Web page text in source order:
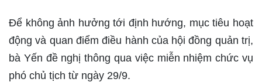
Để không ảnh hưởng tới định hướng, mục tiêu hoạt
động và quan điểm điều hành của hội đồng quản trị,
bà Yến đề nghị thông qua việc miễn nhiệm chức vụ
phó chủ tịch từ ngày 29/9.